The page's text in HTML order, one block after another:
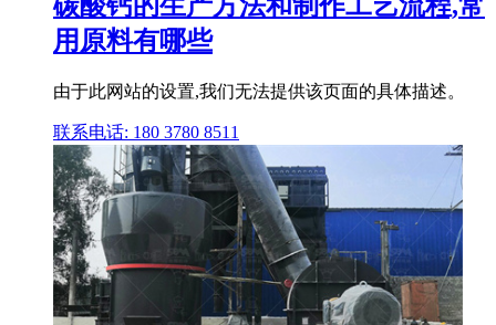
用原料有哪些
由于此网站的设置,我们无法提供该页面的具体描述。
联系电话: 180 3780 8511